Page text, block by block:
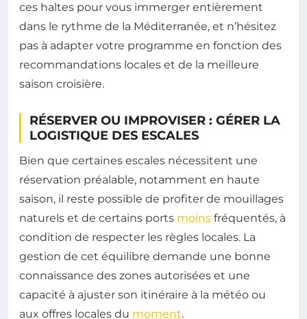
ces haltes pour vous immerger entièrement
dans le rythme de la Méditerranée, et n’hésitez
pas à adapter votre programme en fonction des
recommandations locales et de la meilleure
saison croisière.
RÉSERVER OU IMPROVISER : GÉRER LA
LOGISTIQUE DES ESCALES
Bien que certaines escales nécessitent une
réservation préalable, notamment en haute
saison, il reste possible de profiter de mouillages
naturels et de certains ports moins fréquentés, à
condition de respecter les règles locales. La
gestion de cet équilibre demande une bonne
connaissance des zones autorisées et une
capacité à ajuster son itinéraire à la météo ou
aux offres locales du moment.